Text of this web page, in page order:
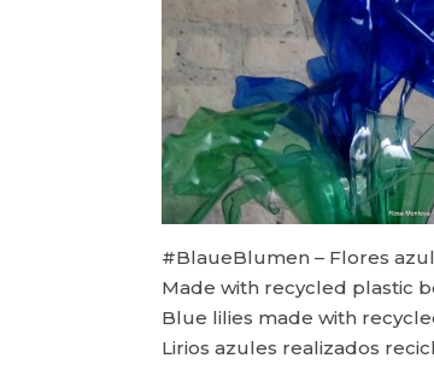
#BlaueBlumen – Flores
Made with recycled plastic
Blue lilies made with
Lirios azules realizados